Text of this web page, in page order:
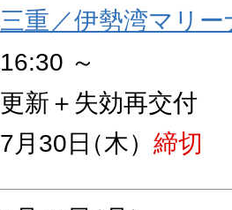
三重／伊勢湾マリー
16:30 ～
更新＋失効再交付
7月30日（木） 締切